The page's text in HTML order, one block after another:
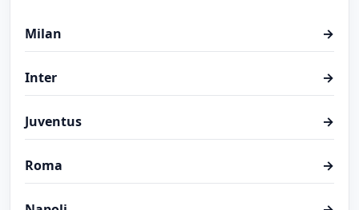
Milan →
Inter →
Juventus →
Roma →